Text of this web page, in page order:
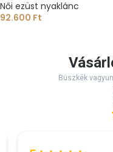
Női ezüst nyaklánc
92.600 Ft